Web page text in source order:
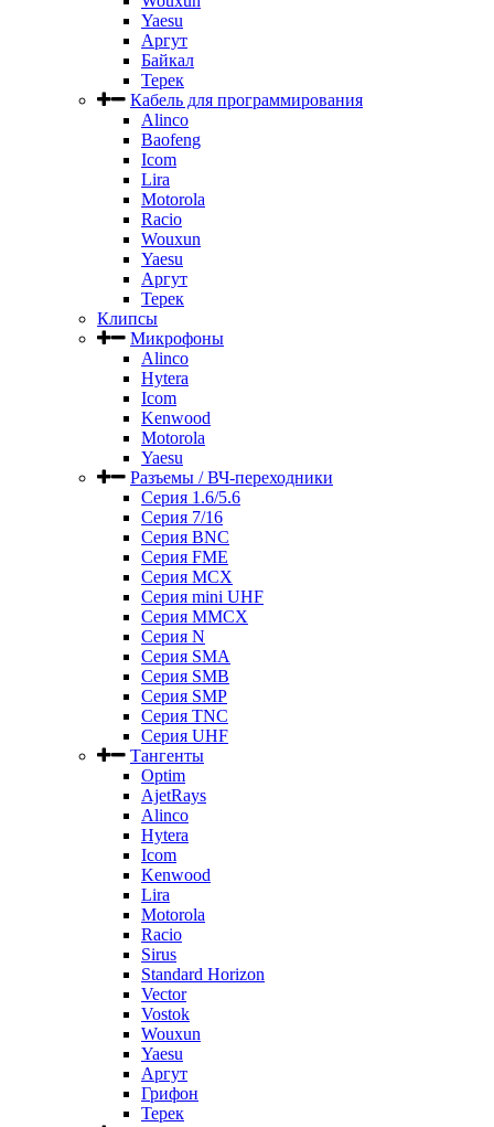
Yaesu
Аргут
Байкал
Терек
Кабель для программирования
Alinco
Baofeng
Icom
Lira
Motorola
Racio
Wouxun
Yaesu
Аргут
Терек
Клипсы
Микрофоны
Alinco
Hytera
Icom
Kenwood
Motorola
Yaesu
Разъемы / ВЧ-переходники
Серия 1.6/5.6
Серия 7/16
Серия BNC
Серия FME
Серия MCX
Серия mini UHF
Серия MMCX
Серия N
Серия SMA
Серия SMB
Серия SMP
Серия TNC
Серия UHF
Тангенты
Optim
AjetRays
Alinco
Hytera
Icom
Kenwood
Lira
Motorola
Racio
Sirus
Standard Horizon
Vector
Vostok
Wouxun
Yaesu
Аргут
Грифон
Терек